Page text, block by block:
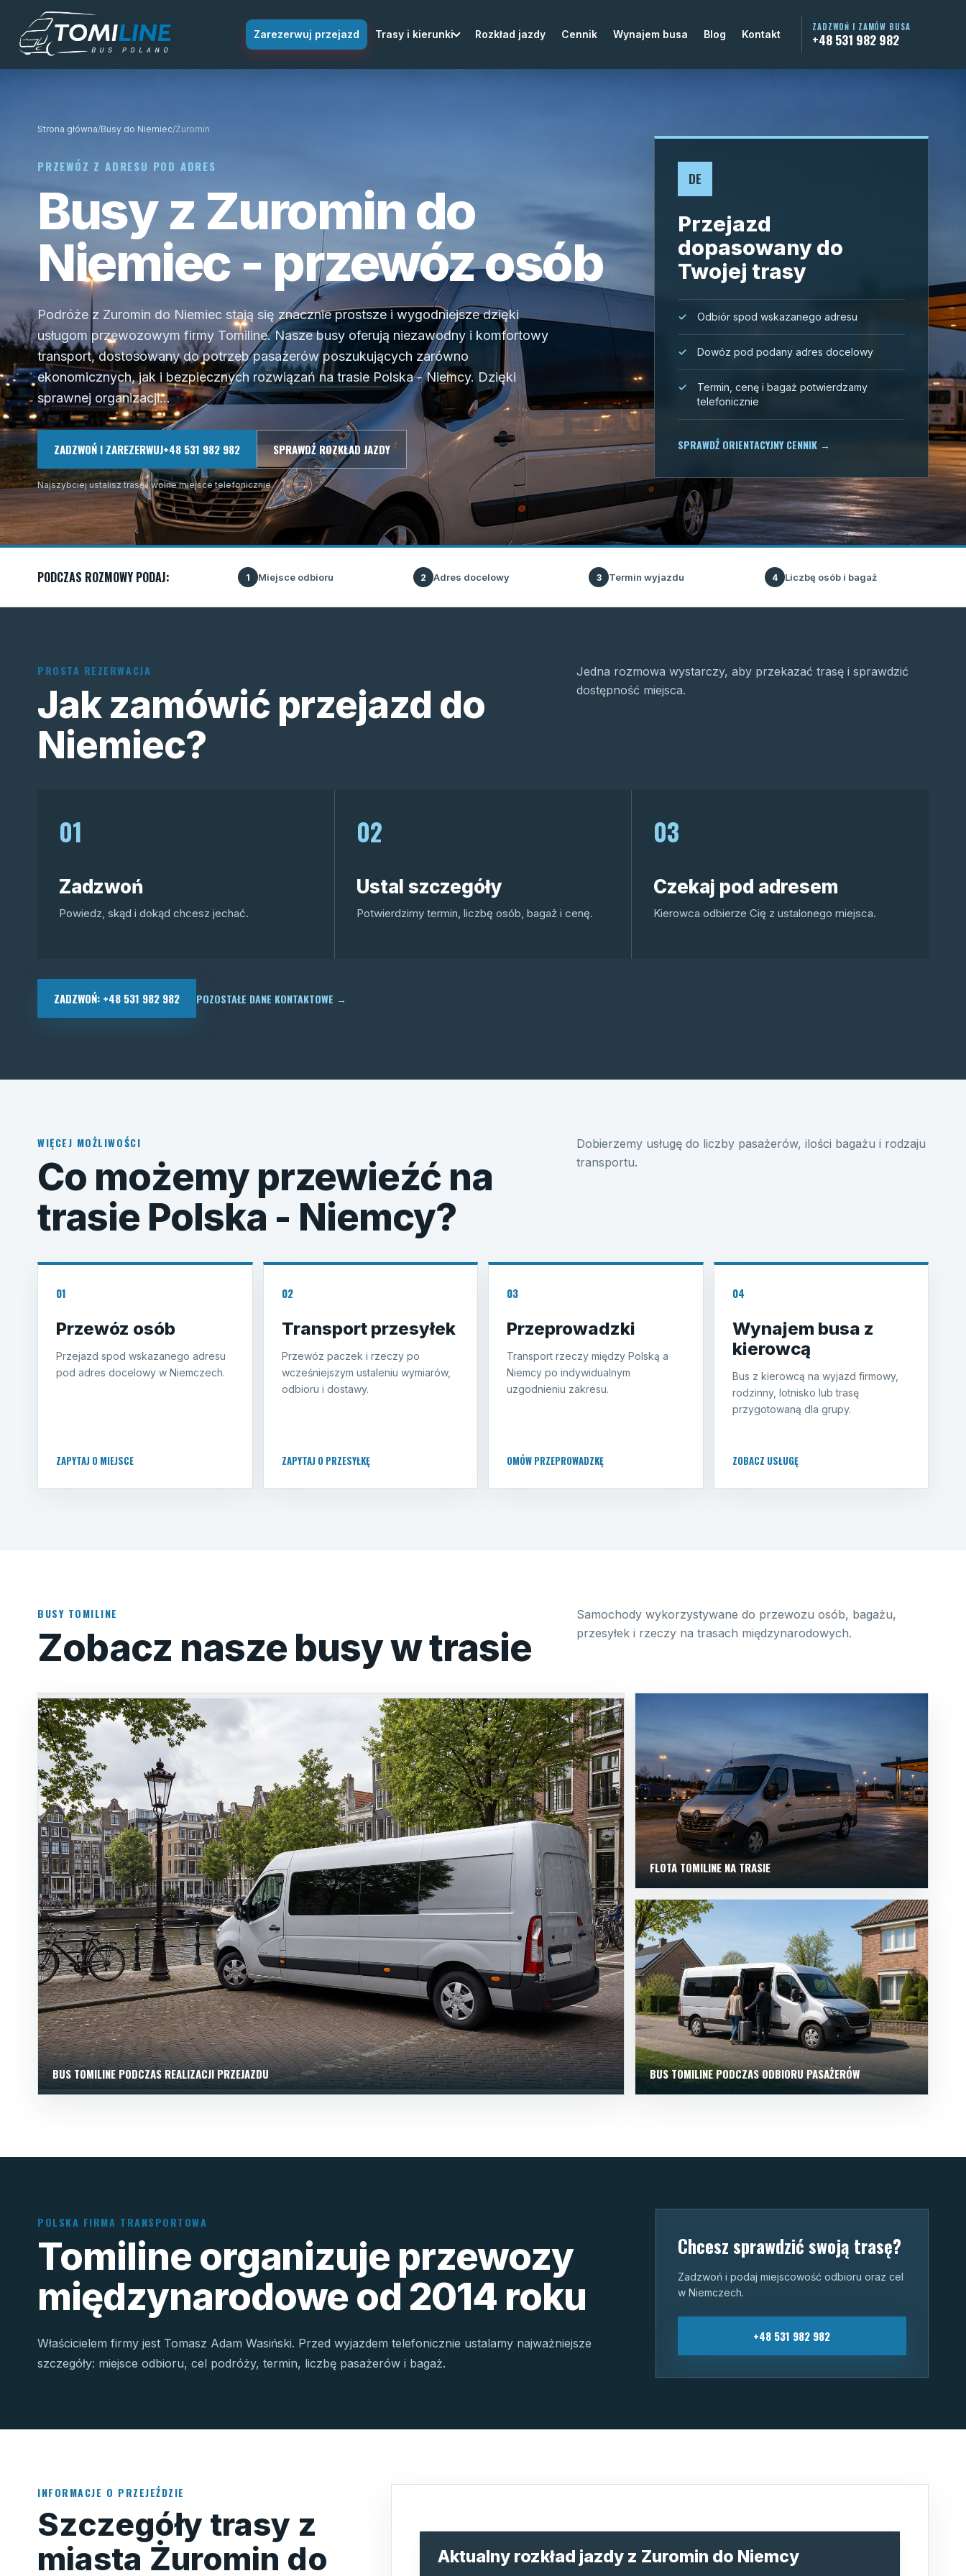
Przejdź do treści
Zarezerwuj przejazd Trasy i kierunki Rozkład jazdy Cennik Wynajem busa Blog Kontakt
ZADZWOŃ I ZAMÓW BUSA
+48 531 982 982
Strona główna/Busy do Niemiec/Żuromin
PRZEWÓZ Z ADRESU POD ADRES
Busy z Zuromin do
Niemiec - przewóz osób
Podróże z Zuromin do Niemiec stają się znacznie prostsze i wygodniejsze dzięki
usługom przewozowym firmy Tomiline. Nasze busy oferują niezawodny i komfortowy
transport, dostosowany do potrzeb pasażerów poszukujących zarówno
ekonomicznych, jak i bezpiecznych rozwiązań na trasie Polska - Niemcy. Dzięki
sprawnej organizacji...
ZADZWOŃ I ZAREZERWUJ+48 531 982 982 SPRAWDŹ ROZKŁAD JAZDY
Najszybciej ustalisz trasę i wolne miejsce telefonicznie.
DE
Przejazd
dopasowany do
Twojej trasy
Odbiór spod wskazanego adresu
Dowóz pod podany adres docelowy
Termin, cenę i bagaż potwierdzamy
telefonicznie
SPRAWDŹ ORIENTACYJNY CENNIK →
PODCZAS ROZMOWY PODAJ: 1 Miejsce odbioru 2 Adres docelowy 3 Termin wyjazdu 4 Liczbę osób i bagaż
PROSTA REZERWACJA
Jak zamówić przejazd do
Niemiec?
Jedna rozmowa wystarczy, aby przekazać trasę i sprawdzić
dostępność miejsca.
01
Zadzwoń
Powiedz, skąd i dokąd chcesz jechać.
02
Ustal szczegóły
Potwierdzimy termin, liczbę osób, bagaż i cenę.
03
Czekaj pod adresem
Kierowca odbierze Cię z ustalonego miejsca.
ZADZWOŃ: +48 531 982 982 POZOSTAŁE DANE KONTAKTOWE →
WIĘCEJ MOŻLIWOŚCI
Co możemy przewieźć na
trasie Polska - Niemcy?
Dobierzemy usługę do liczby pasażerów, ilości bagażu i rodzaju
transportu.
01
Przewóz osób
Przejazd spod wskazanego adresu
pod adres docelowy w Niemczech.
ZAPYTAJ O MIEJSCE
02
Transport przesyłek
Przewóz paczek i rzeczy po
wcześniejszym ustaleniu wymiarów,
odbioru i dostawy.
ZAPYTAJ O PRZESYŁKĘ
03
Przeprowadzki
Transport rzeczy między Polską a
Niemcy po indywidualnym
uzgodnieniu zakresu.
OMÓW PRZEPROWADZKĘ
04
Wynajem busa z
kierowcą
Bus z kierowcą na wyjazd firmowy,
rodzinny, lotnisko lub trasę
przygotowaną dla grupy.
ZOBACZ USŁUGĘ
BUSY TOMILINE
Zobacz nasze busy w trasie
Samochody wykorzystywane do przewozu osób, bagażu,
przesyłek i rzeczy na trasach międzynarodowych.
BUS TOMILINE PODCZAS REALIZACJI PRZEJAZDU
FLOTA TOMILINE NA TRASIE
BUS TOMILINE PODCZAS ODBIORU PASAŻERÓW
POLSKA FIRMA TRANSPORTOWA
Tomiline organizuje przewozy
międzynarodowe od 2014 roku
Właścicielem firmy jest Tomasz Adam Wasiński. Przed wyjazdem telefonicznie ustalamy najważniejsze
szczegóły: miejsce odbioru, cel podróży, termin, liczbę pasażerów i bagaż.
Chcesz sprawdzić swoją trasę?
Zadzwoń i podaj miejscowość odbioru oraz cel
w Niemczech.
+48 531 982 982
INFORMACJE O PRZEJEŹDZIE
Szczegóły trasy z
miasta Żuromin do
Aktualny rozkład jazdy z Zuromin do Niemcy